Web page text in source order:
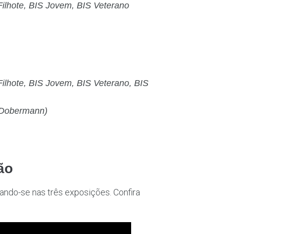
BIS Jovem, BIS Veterano
BIS Jovem, BIS Veterano, BIS
se nas três exposições. Confira